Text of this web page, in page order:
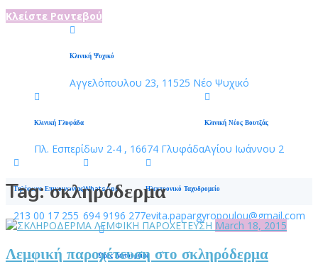
Κλείστε Ραντεβού
Κλινική Ψυχικό
Αγγελόπουλου 23, 11525 Νέο Ψυχικό
Κλινική Γλυφάδα
Πλ. Εσπερίδων 2-4 , 16674 Γλυφάδα
Κλινική Νέος Βουτζάς
Αγίου Ιωάννου 2
Τηλέφωνο Επικοινωνίας
213 00 17 255
WhatsApp
694 9196 277
Ηλεκτρονικό Ταχυδρομείο
evita.papargyropoulou@gmail.com
Ώρες Λειτουργίας
Tag:σκληρόδερμα
March 18, 2015
Λεμφική παροχέτευση στο σκληρόδερμα